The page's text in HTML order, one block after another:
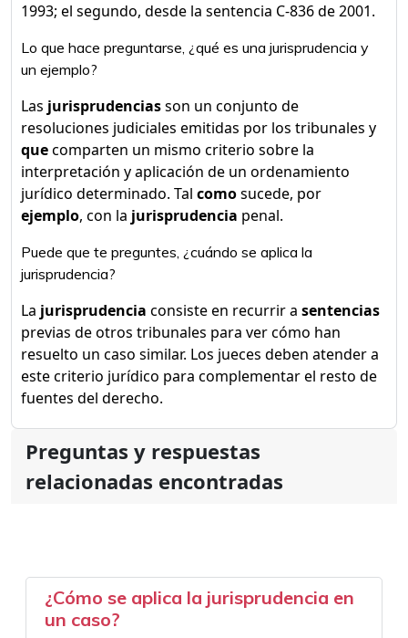
1993; el segundo, desde la sentencia C-836 de 2001.
Lo que hace preguntarse, ¿qué es una jurisprudencia y
un ejemplo?
Las jurisprudenciasson un conjunto de
resoluciones judiciales emitidas por los tribunales y
quecomparten un mismo criterio sobre la
interpretación y aplicación de un ordenamiento
jurídico determinado. Tal comosucede, por
ejemplo, con la jurisprudencia penal.
Puede que te preguntes, ¿cuándo se aplica la
jurisprudencia?
La jurisprudencia consiste en recurrir a sentencias
previas de otros tribunales para ver cómo han
resuelto un caso similar. Los jueces deben atender a
este criterio jurídico para complementar el resto de
fuentes del derecho.
Preguntas y respuestas
relacionadas encontradas
¿Cómo se aplica la jurisprudencia en
un caso?